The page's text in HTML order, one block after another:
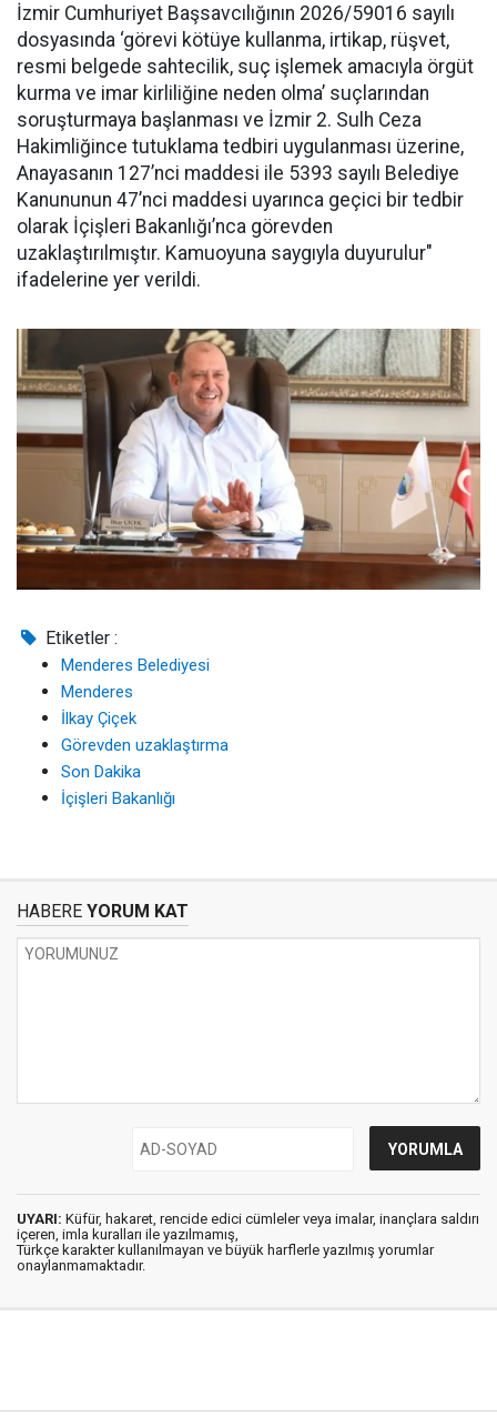
İzmir Cumhuriyet Başsavcılığının 2026/59016 sayılı
dosyasında ‘görevi kötüye kullanma, irtikap, rüşvet,
resmi belgede sahtecilik, suç işlemek amacıyla örgüt
kurma ve imar kirliliğine neden olma’ suçlarından
soruşturmaya başlanması ve İzmir 2. Sulh Ceza
Hakimliğince tutuklama tedbiri uygulanması üzerine,
Anayasanın 127’nci maddesi ile 5393 sayılı Belediye
Kanununun 47’nci maddesi uyarınca geçici bir tedbir
olarak İçişleri Bakanlığı’nca görevden
uzaklaştırılmıştır. Kamuoyuna saygıyla duyurulur"
ifadelerine yer verildi.
Etiketler :
Menderes Belediyesi
Menderes
İlkay Çiçek
Görevden uzaklaştırma
Son Dakika
İçişleri Bakanlığı
HABERE YORUM KAT
UYARI: Küfür, hakaret, rencide edici cümleler veya imalar, inançlara saldırı
içeren, imla kuralları ile yazılmamış,
Türkçe karakter kullanılmayan ve büyük harflerle yazılmış yorumlar
onaylanmamaktadır.